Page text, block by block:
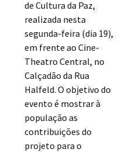
de Cultura da Paz,
realizada nesta
segunda-feira (dia 19),
em frente ao Cine-
Theatro Central, no
Calçadão da Rua
Halfeld. O objetivo do
evento é mostrar à
população as
contribuições do
projeto para o